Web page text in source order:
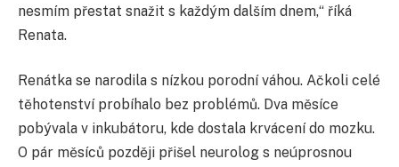
nesmím přestat snažit s každým dalším dnem,“ říká
Renata.
Renátka se narodila s nízkou porodní váhou. Ačkoli celé
těhotenství probíhalo bez problémů. Dva měsíce
pobývala v inkubátoru, kde dostala krvácení do mozku.
O pár měsíců později přišel neurolog s neúprosnou